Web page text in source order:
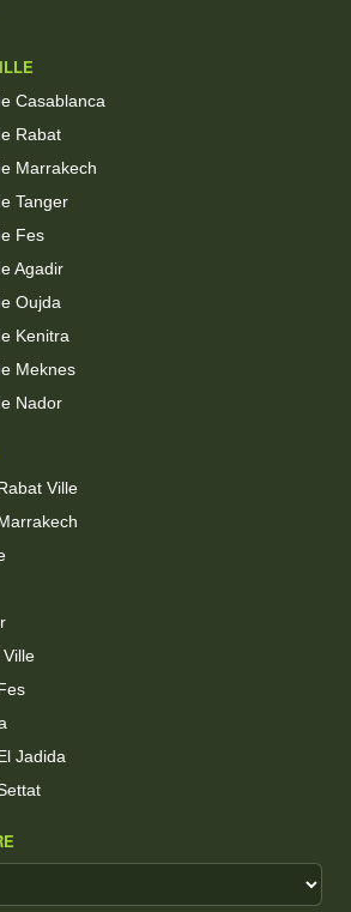
Casablanca
Rabat
Marrakech
Tanger
Fes
Agadir
Oujda
Kenitra
Meknes
Nador
Ville
Jadida